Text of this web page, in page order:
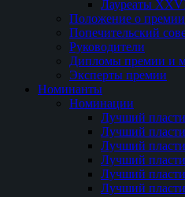
Лауреаты
Положение о премии
Попечительский
Руководители
Дипломы премии и
Эксперты премии
Номинанты
Номинации
Лучший
Лучший
Лучший
Лучший
Лучший
Лучший